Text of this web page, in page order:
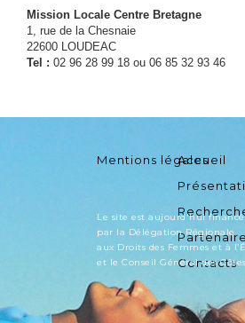
Mission Locale Centre Bretagne
1, rue de la Chesnaie
22600 LOUDEAC
Tel : 02 96 28 99 18 ou 06 85 32 93 46
Accueil
Contacts
Mentions légales
Le site est aujourd'hui financé
par la Délégation Régionale
aux Droits des Femmes et à
et le Conseil Général des